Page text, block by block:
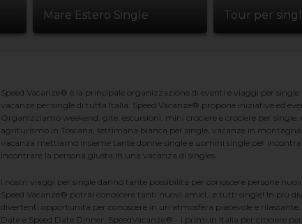
Mare Estero Single Tour per
Speed Vacanze® è la principale organizzazione di eventi e viaggi per
vacanze per single di tutta Italia. Speed Vacanze® propone iniziative ed
Organizziamo weekend, gite, escursioni, mini crociere e crociere per
agriturismo in Toscana, settimana bianca per single, vacanze in
vacanza mettiamo insieme tante donne single e uomini single per
incontrare la persona giusta in una vacanza di singles.
I nostri viaggi per single danno tante possibilità per conoscere persone
Speed Vacanze® potrai conoscere tanti nuovi amici...e tutti single! In più
divertenti opportunità per conoscere in un'atmosfera piacevole e
Date e Speed Date Dinner. SpeedVacanze® - i primi in Italia per crociere